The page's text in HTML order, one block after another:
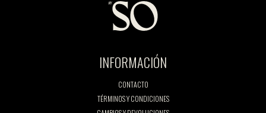
INFORMACIÓN
CONTACTO
TÉRMINOS Y CONDICIONES